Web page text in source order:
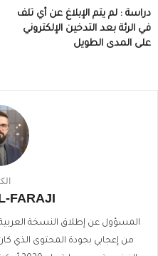
دراسة : لم يتم الإبلاغ عن أي تلف
في الرئة بعد التدخين الإلكتروني
على المدى الطويل
FARAJI
من إعجابي بجودة المحتوى الذي